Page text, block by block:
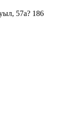
57а? ​186